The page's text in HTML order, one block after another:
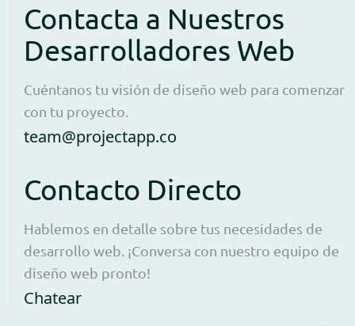
Contacta a Nuestros
Desarrolladores Web
Cuéntanos tu visión de diseño web para comenzar
con tu proyecto.
team@projectapp.co
Contacto Directo
Hablemos en detalle sobre tus necesidades de
desarrollo web. ¡Conversa con nuestro equipo de
diseño web pronto!
ChatearOpens WhatsApp in a new window